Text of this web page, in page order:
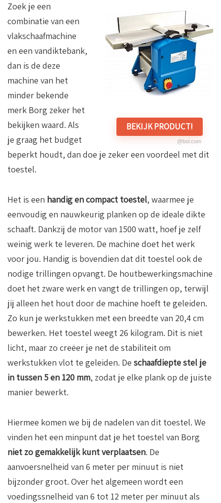
BEKIJK PRODUCT!
@bol.com
Zoek je een
combinatie van een
vlakschaafmachine
en een vandiktebank,
dan is de deze
machine van het
minder bekende
merk Borg zeker het
bekijken waard. Als
je graag het budget
beperkt houdt, dan doe je zeker een voordeel met dit
toestel.
Het is een handig en compact toestel, waarmee je
eenvoudig en nauwkeurig planken op de ideale dikte
schaaft. Dankzij de motor van 1500 watt, hoef je zelf
weinig werk te leveren. De machine doet het werk
voor jou. Handig is bovendien dat dit toestel ook de
nodige trillingen opvangt. De houtbewerkingsmachine
doet het zware werk en vangt de trillingen op, terwijl
jij alleen het hout door de machine hoeft te geleiden.
Zo kun je werkstukken met een breedte van 20,4 cm
bewerken. Het toestel weegt 26 kilogram. Dit is niet
licht, maar zo creëer je net de stabiliteit om
werkstukken vlot te geleiden. De schaafdiepte stel je
in tussen 5 en 120 mm, zodat je elke plank op de juiste
manier bewerkt.
Hiermee komen we bij de nadelen van dit toestel. We
vinden het een minpunt dat je het toestel van Borg
niet zo gemakkelijk kunt verplaatsen. De
aanvoersnelheid van 6 meter per minuut is niet
bijzonder groot. Over het algemeen wordt een
voedingssnelheid van 6 tot 12 meter per minuut als